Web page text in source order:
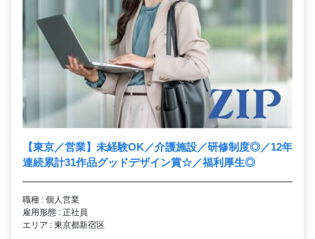
【東京／営業】未経験OK／介護施設／研修制度◎／12年
連続累計31作品グッドデザイン賞☆／福利厚生◎
職種 : 個人営業
雇用形態 : 正社員
エリア : 東京都新宿区